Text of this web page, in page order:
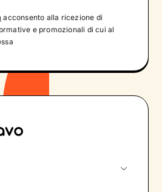
acconsento alla ricezione di
e promozionali di cui al